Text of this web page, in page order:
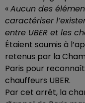
«Aucun des
caractériser
entre UBER et les
Étaient soumis à
retenus par la
Paris pour
chauffeurs UBER.
Par cet arrêt, la